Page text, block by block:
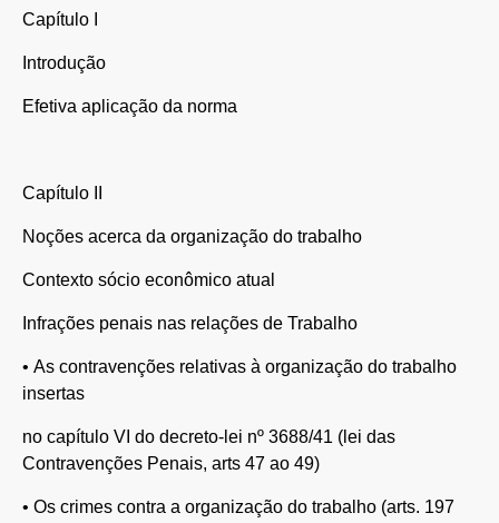
Capítulo I
Introdução
Efetiva aplicação da norma
Capítulo II
Noções acerca da organização do trabalho
Contexto sócio econômico atual
Infrações penais nas relações de Trabalho
• As contravenções relativas à organização do trabalho
insertas
no capítulo VI do decreto-lei nº 3688/41 (lei das
Contravenções Penais, arts 47 ao 49)
• Os crimes contra a organização do trabalho (arts. 197